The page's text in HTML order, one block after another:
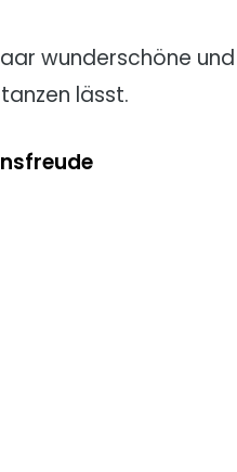
wunderschöne und
lässt.